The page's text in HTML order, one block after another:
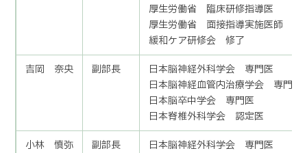
厚生労働省 臨床研修指導医
厚生労働省 面接指導実施医師
緩和ケア研修会 修了
吉岡 奈央
副部長
日本脳神経外科学会 専門医
日本脳神経血管内治療学会 専門医
日本脳卒中学会 専門医
日本脊椎外科学会 認定医
小林 慎弥
副部長
日本脳神経外科学会 専門医